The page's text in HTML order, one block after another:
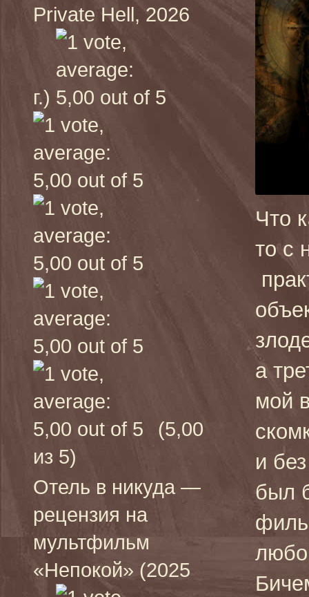
Private Hell, 2026
г.)
(5,00
из 5)
Отель в никуда —
рецензия на
мультфильм
«Непокой» (2025
Что
то с
а
мой
и
был